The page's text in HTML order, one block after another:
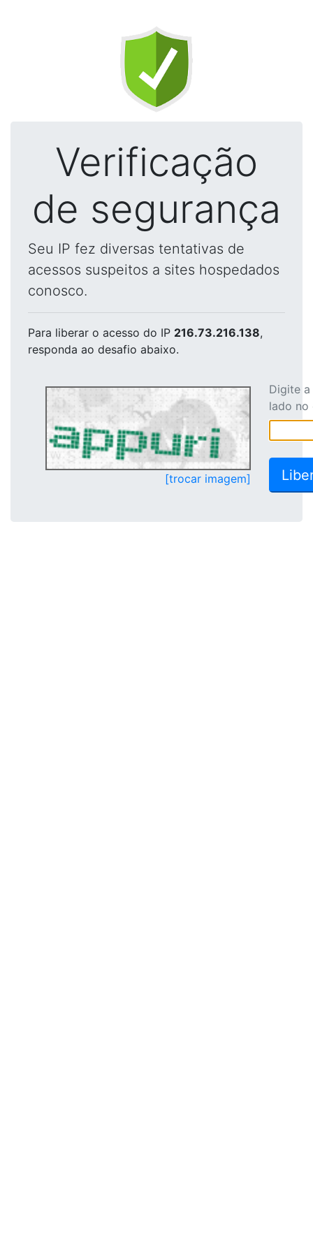
Verificação
de segurança
Seu IP fez diversas tentativas de
acessos suspeitos a sites hospedados
conosco.
Para liberar o acesso do IP 216.73.216.138,
responda ao desafio abaixo.
[trocar imagem]
Digite
lado no